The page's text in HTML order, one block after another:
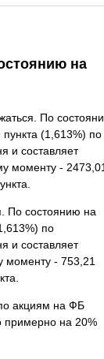
на
По
(1,613%) по
и составляет
моменту - 2473,01
По состоянию на
по
и составляет
моменту - 753,21
акциям на ФБ
примерно на 20%